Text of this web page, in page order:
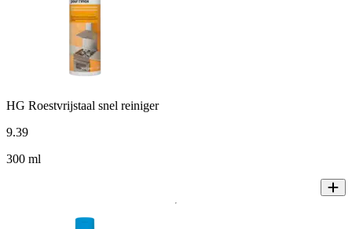
HG Roestvrijstaal snel reiniger
9.39
300 ml